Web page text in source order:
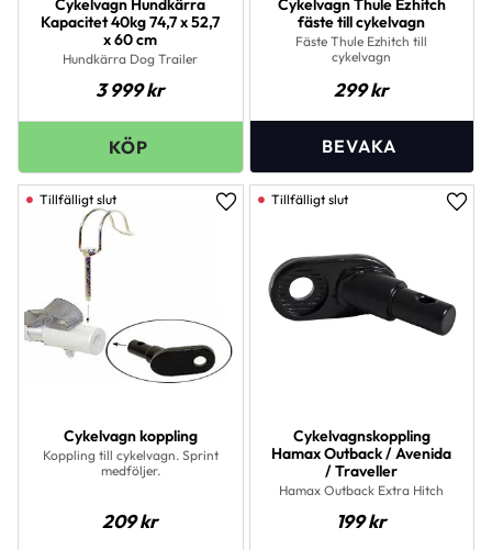
Cykelvagn Hundkärra
Kapacitet 40kg 74,7 x 52,7
x 60 cm
Hundkärra Dog Trailer
3 999kr
Cykelvagn Thule Ezhitch
fäste till cykelvagn
Fäste Thule Ezhitch till
cykelvagn
299kr
Cykelvagn koppling
Koppling till cykelvagn. Sprint
medföljer.
209kr
Lägg till i favoriter
Cykelvagnskoppling
Hamax Outback / Avenida
/ Traveller
Hamax Outback Extra Hitch
199kr